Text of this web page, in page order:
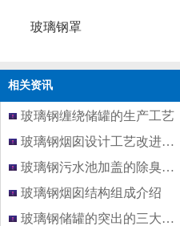
玻璃钢罩
相关资讯
玻璃钢缠绕储罐的生产工艺
玻璃钢烟囱设计工艺改进创新
玻璃钢污水池加盖的除臭方法有哪
玻璃钢烟囱结构组成介绍
玻璃钢储罐的突出的三大优势